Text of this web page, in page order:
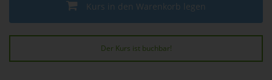
Kurs in den Warenkorb legen
Der Kurs ist buchbar!